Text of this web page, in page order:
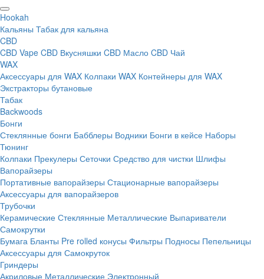
Hookah
Кальяны Табак для кальяна
CBD
CBD Vape CBD Вкусняшки CBD Масло CBD Чай
WAX
Аксессуары для WAX Колпаки WAX Контейнеры для WAX
Экстракторы бутановые
Табак
Backwoods
Бонги
Стеклянные бонги Бабблеры Водники Бонги в кейсе Наборы
Тюнинг
Колпаки Прекулеры Сеточки Средство для чистки Шлифы
Вапорайзеры
Портативные вапорайзеры Стационарные вапорайзеры
Аксессуары для вапорайзеров
Трубочки
Керамические Стеклянные Металлические Выпариватели
Самокрутки
Бумага Бланты Pre rolled конусы Фильтры Подносы Пепельницы
Аксессуары для Самокруток
Гриндеры
Акриловые Металлические Электронный